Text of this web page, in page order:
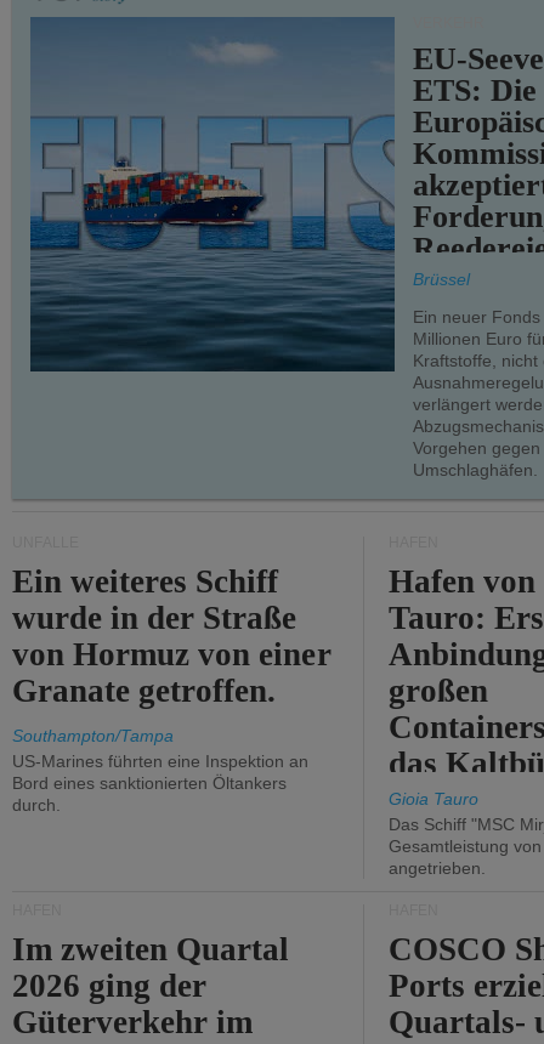
EU-
ETS: Die
teilweise.
Brüssel
Ein neuer
Millionen Euro
Kraftstoffe, nicht
verlängert
Vorgehen
Umschlaghäfen.
Ein weiteres Schiff
wurde in der Straße
von Hormuz von einer
Granate getroffen.
Southampton/Tampa
US-Marines führten eine Inspektion an
Bord eines sanktionierten Öltankers
durch.
Hafen
Tauro:
großen
das
Gioia Tauro
Das Schiff "MSC
Gesamtleistung
angetrieben.
Im zweiten Quartal
2026 ging der
Güterverkehr im
COSCO
Ports
Quartals-